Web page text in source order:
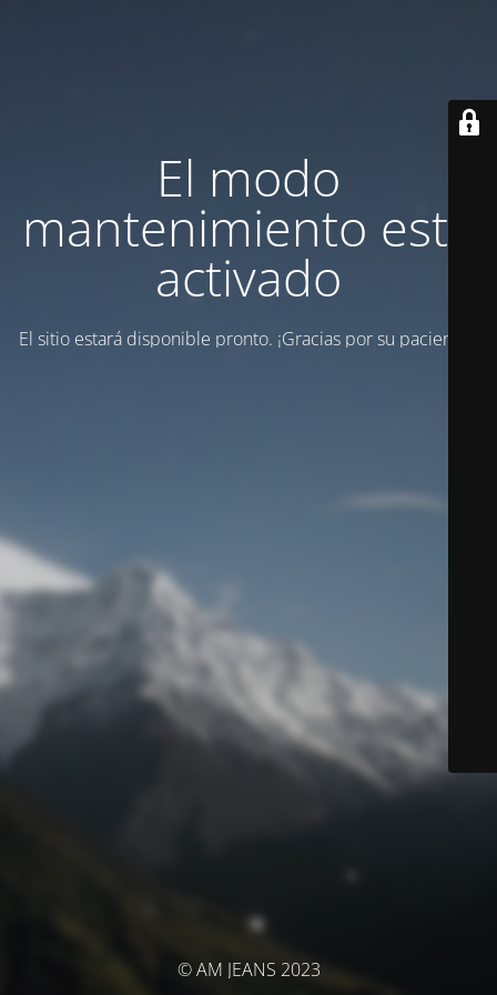
El modo
mantenimiento está
activado
El sitio estará disponible pronto. ¡Gracias por su paciencia!
© AM JEANS 2023